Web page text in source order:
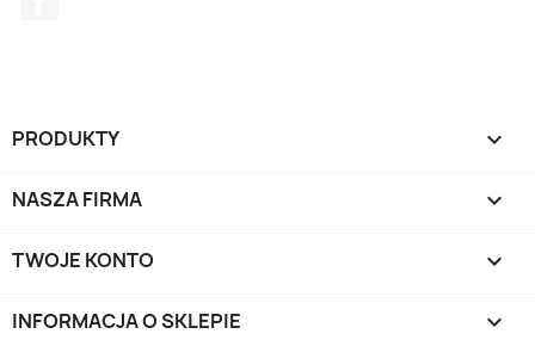
PRODUKTY 
NASZA FIRMA 
TWOJE KONTO 
INFORMACJA O SKLEPIE keyboard_arrow_down